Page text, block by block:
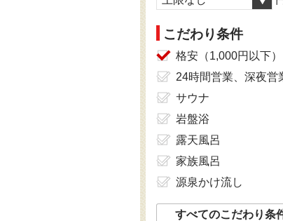
こだわり条件
格安（1,000円以下）
24時間営業、深夜営
サウナ
岩盤浴
露天風呂
家族風呂
源泉かけ流し
すべてのこだわり条